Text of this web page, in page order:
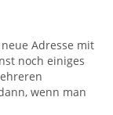
Adresse mit
noch einiges
wenn man